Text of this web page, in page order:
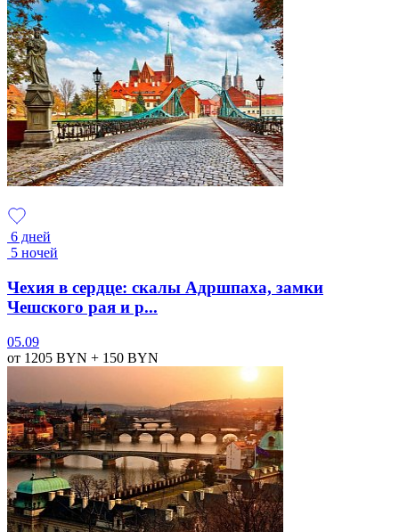
6 дней
5 ночей
Чехия в сердце: скалы Адршпаха, замки
Чешского рая и р...
05.09
от 1205 BYN + 150 BYN